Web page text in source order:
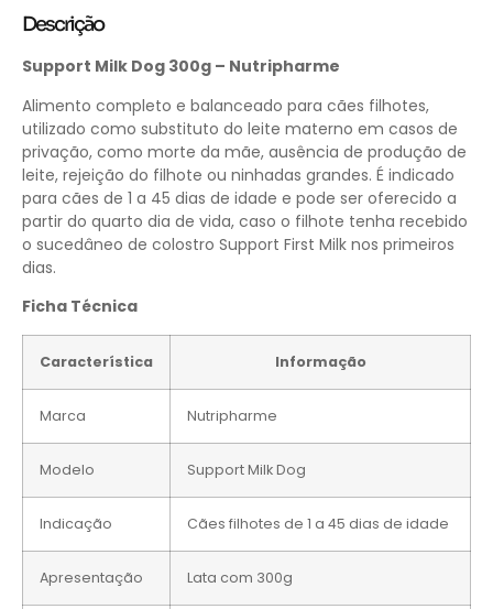
Descrição
Support Milk Dog 300g – Nutripharme
Alimento completo e balanceado para cães filhotes,
utilizado como substituto do leite materno em casos de
privação, como morte da mãe, ausência de produção de
leite, rejeição do filhote ou ninhadas grandes. É indicado
para cães de 1 a 45 dias de idade e pode ser oferecido a
partir do quarto dia de vida, caso o filhote tenha recebido
o sucedâneo de colostro Support First Milk nos primeiros
dias.
Ficha Técnica
Característica Informação
Marca Nutripharme
Modelo Support Milk Dog
Indicação Cães filhotes de 1 a 45 dias de idade
Apresentação Lata com 300g